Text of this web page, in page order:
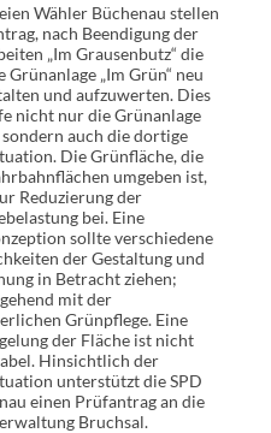
Wähler Büchenau stellen
nach Beendigung der
„Im Grausenbutz“ die
Grünanlage „Im Grün“ neu
und aufzuwerten. Dies
nicht nur die Grünanlage
sondern auch die dortige
Die Grünfläche, die
umgeben ist,
Reduzierung der
bei. Eine
sollte verschiedene
der Gestaltung und
in Betracht ziehen;
mit der
Grünpflege. Eine
der Fläche ist nicht
Hinsichtlich der
unterstützt die SPD
einen Prüfantrag an die
Bruchsal.